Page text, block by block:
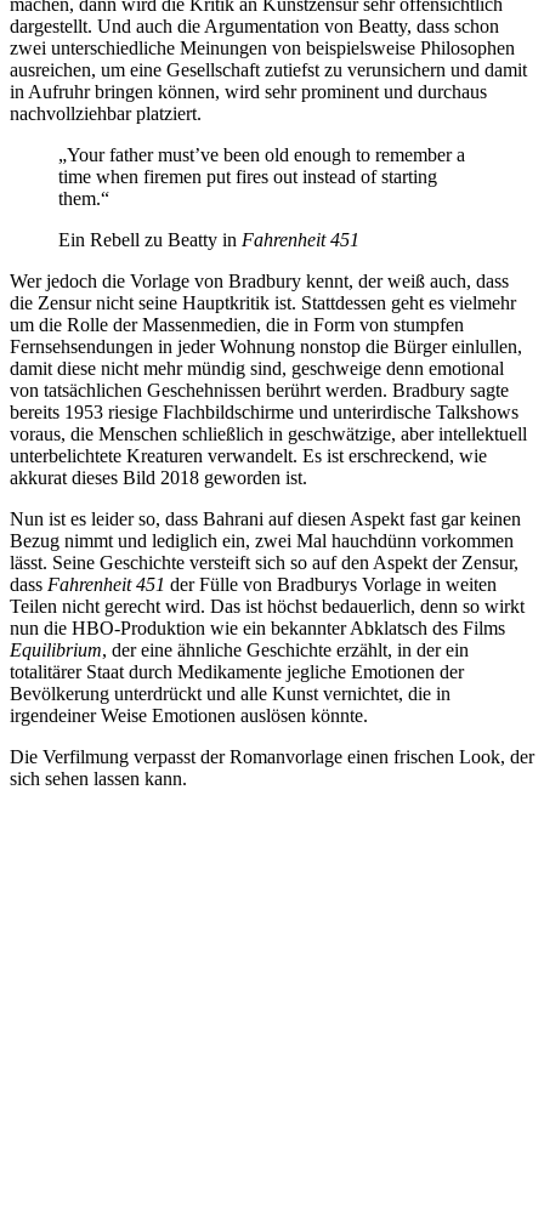
machen, dann wird die Kritik an Kunstzensur sehr offensichtlich
dargestellt. Und auch die Argumentation von Beatty, dass schon
zwei unterschiedliche Meinungen von beispielsweise Philosophen
ausreichen, um eine Gesellschaft zutiefst zu verunsichern und damit
in Aufruhr bringen können, wird sehr prominent und durchaus
nachvollziehbar platziert.
„Your father must’ve been old enough to remember a
time when firemen put fires out instead of starting
them.“
Ein Rebell zu Beatty in Fahrenheit 451
Wer jedoch die Vorlage von Bradbury kennt, der weiß auch, dass
die Zensur nicht seine Hauptkritik ist. Stattdessen geht es vielmehr
um die Rolle der Massenmedien, die in Form von stumpfen
Fernsehsendungen in jeder Wohnung nonstop die Bürger einlullen,
damit diese nicht mehr mündig sind, geschweige denn emotional
von tatsächlichen Geschehnissen berührt werden. Bradbury sagte
bereits 1953 riesige Flachbildschirme und unterirdische Talkshows
voraus, die Menschen schließlich in geschwätzige, aber intellektuell
unterbelichtete Kreaturen verwandelt. Es ist erschreckend, wie
akkurat dieses Bild 2018 geworden ist.
Nun ist es leider so, dass Bahrani auf diesen Aspekt fast gar keinen
Bezug nimmt und lediglich ein, zwei Mal hauchdünn vorkommen
lässt. Seine Geschichte versteift sich so auf den Aspekt der Zensur,
dass Fahrenheit 451 der Fülle von Bradburys Vorlage in weiten
Teilen nicht gerecht wird. Das ist höchst bedauerlich, denn so wirkt
nun die HBO-Produktion wie ein bekannter Abklatsch des Films
Equilibrium, der eine ähnliche Geschichte erzählt, in der ein
totalitärer Staat durch Medikamente jegliche Emotionen der
Bevölkerung unterdrückt und alle Kunst vernichtet, die in
irgendeiner Weise Emotionen auslösen könnte.
Die Verfilmung verpasst der Romanvorlage einen frischen Look, der
sich sehen lassen kann.